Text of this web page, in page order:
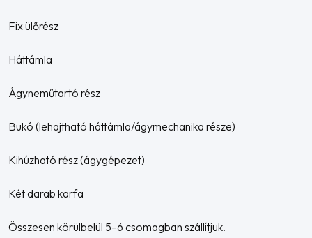
Fix ülőrész
Háttámla
Ágyneműtartó rész
Bukó (lehajtható háttámla/ágymechanika része)
Kihúzható rész (ágygépezet)
Két darab karfa
Összesen körülbelül 5–6 csomagban szállítjuk.